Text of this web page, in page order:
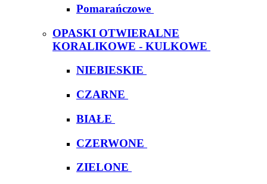
Pomarańczowe
OPASKI OTWIERALNE
KORALIKOWE - KULKOWE
NIEBIESKIE
CZARNE
BIAŁE
CZERWONE
ZIELONE